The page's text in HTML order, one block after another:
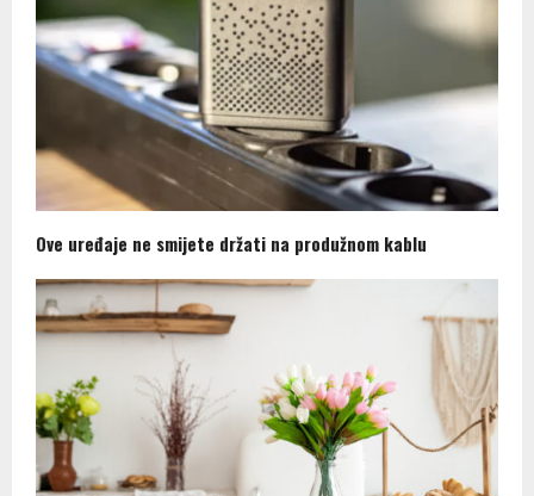
Ove uređaje ne smijete držati na produžnom kablu